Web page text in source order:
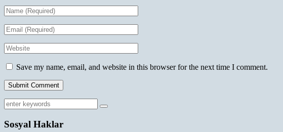
Save my name, email, and website in this browser for the next time I comment.
Sosyal Haklar